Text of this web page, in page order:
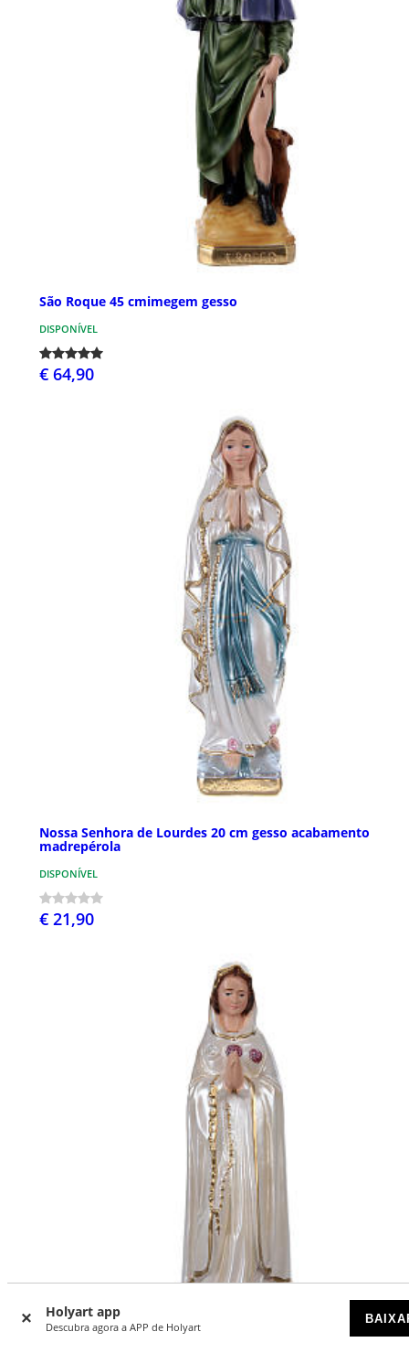
Holyart app
Descubra agora a APP de Holyart
São Roque 45 cmimegem gesso
DISPONÍVEL
€ 64,90
Nossa Senhora de Lourdes 20 cm gesso acabamento
madrepérola
DISPONÍVEL
€ 21,90